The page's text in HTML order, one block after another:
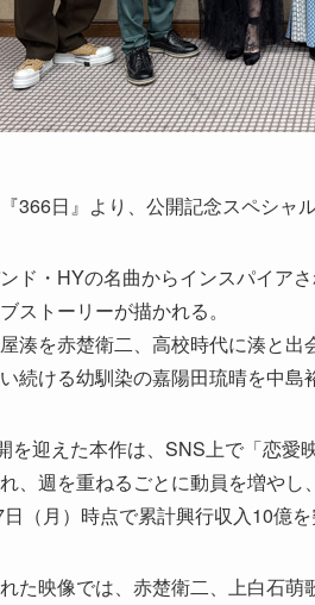
366日』より、公開記念スペシャ
ド・HYの名曲からインスパイア
ストーリーが描かれる。
湊を赤楚衛二、高校時代に湊と
続ける幼馴染の嘉陽田琉晴を中島
を迎えた本作は、SNS上で「恋愛
、週を重ねるごとに動員を増や
（月）時点で累計興行収入10億
た映像では、赤楚衛二、上白石